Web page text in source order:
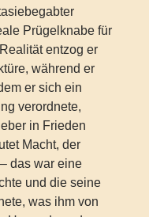
Prügelknabe für
entzog er
während er
er sich ein
verordnete,
in Frieden
Macht, der
das war eine
und die seine
was ihm von